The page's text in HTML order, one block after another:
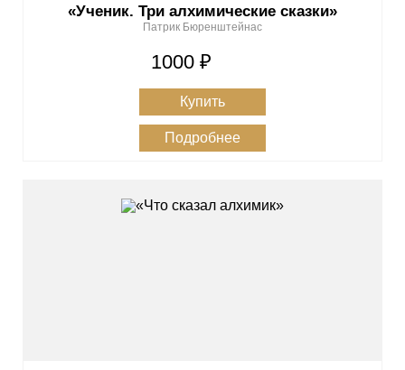
«Ученик. Три алхимические сказки»
Патрик Бюренштейнас
1000 ₽
Купить
Подробнее